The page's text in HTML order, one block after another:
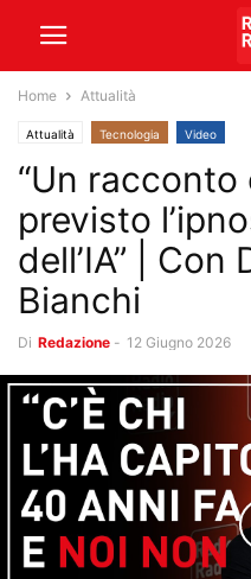
Home Attualità
Attualità Tecnologia Video
“Un racconto
previsto
dell’IA” | Con
Bianchi
Di Redazione - 12 Giugno 2026